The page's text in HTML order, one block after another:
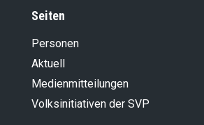
Seiten
Personen
Aktuell
Medienmitteilungen
Volksinitiativen der SVP